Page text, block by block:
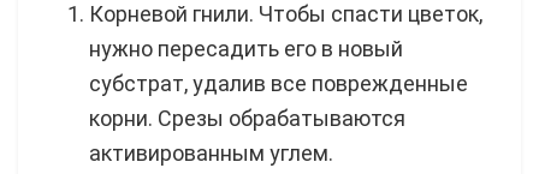
Корневой гнили. Чтобы спасти цветок,
нужно пересадить его в новый
субстрат, удалив все поврежденные
корни. Срезы обрабатываются
активированным углем.